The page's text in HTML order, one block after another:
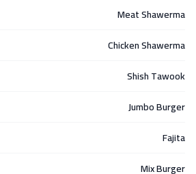
Meat Shawerma
Chicken Shawerma
Shish Tawook
Jumbo Burger
Fajita
Mix Burger